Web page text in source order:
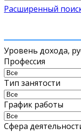
Расширенный
Уровень дохода,
Профессия
Тип занятости
График работы
Сфера